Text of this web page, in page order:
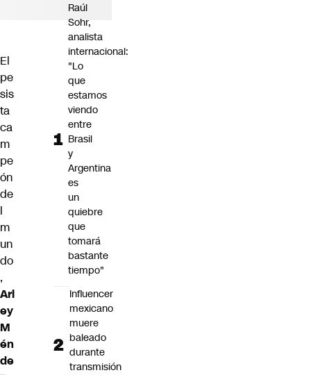
El
pe
sis
ta
ca
m
pe
ón
de
l
m
un
do
,
Arl
ey
M
én
de
Raúl
Sohr,
analista
internacional:
"Lo
que
estamos
viendo
entre
Brasil
y
Argentina
es
un
quiebre
que
tomará
bastante
tiempo"
Influencer
mexicano
muere
baleado
durante
transmisión